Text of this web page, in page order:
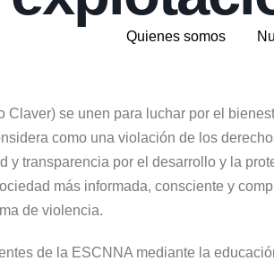
Quienes somos
se unen para luchar por el
como una violación de los
transparencia por el desarrollo y la
más informada, consciente y
de violencia.
de la ESCNNA mediante la